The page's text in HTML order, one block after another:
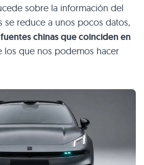
sobre la información del
se reduce a unos pocos datos,
chinas que coinciden en
los que nos podemos hacer